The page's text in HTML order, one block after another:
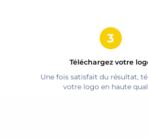
Téléchargez votre
Une fois satisfait du résultat,
votre logo en haute